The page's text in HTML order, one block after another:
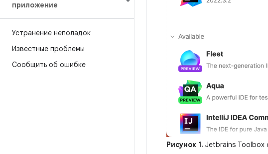
приложение
Устранение неполадок
Известные проблемы
Сообщить об ошибке
Рисунок 1. Jetbrains Toolbox